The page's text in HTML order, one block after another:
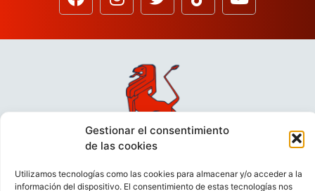
Gestionar el consentimiento
de las cookies
Utilizamos tecnologías como las cookies para almacenar y/o acceder a la
información del dispositivo. El consentimiento de estas tecnologías nos